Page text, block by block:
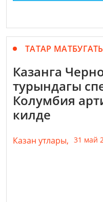
ТАТАР
Казанга
турындагы
Колумбия
килде
Казан утлары, 31 май